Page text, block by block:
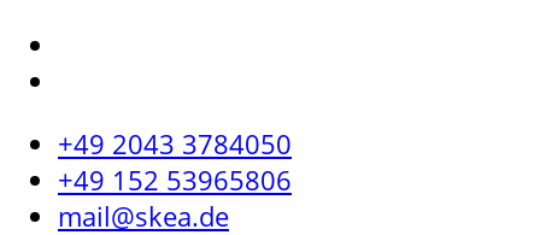
+49 2043 3784050
+49 152 53965806
mail@skea.de